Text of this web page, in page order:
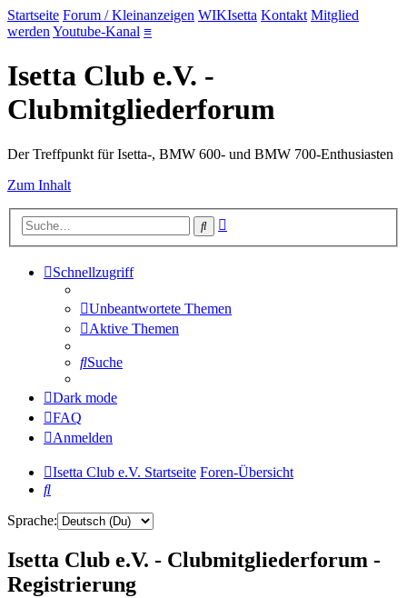
Startseite Forum / Kleinanzeigen WIKIsetta Kontakt Mitglied
werden Youtube-Kanal ≡
Isetta Club e.V. -
Clubmitgliederforum
Der Treffpunkt für Isetta-, BMW 600- und BMW 700-Enthusiasten
Zum Inhalt
Suche
Schnellzugriff
Unbeantwortete Themen
Aktive Themen
Suche
Dark mode
FAQ
Anmelden
Isetta Club e.V. Startseite Foren-Übersicht
Suche
Sprache:
Isetta Club e.V. - Clubmitgliederforum -
Registrierung